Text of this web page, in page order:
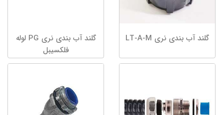
گلند آب بندی نری LT-A-M
گلند آب بندی نری PG لوله
فلکسیبل